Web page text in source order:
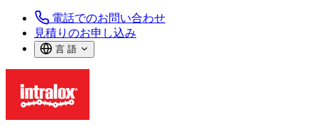
電話でのお問い合わせ
見積りのお申し込み
言 語